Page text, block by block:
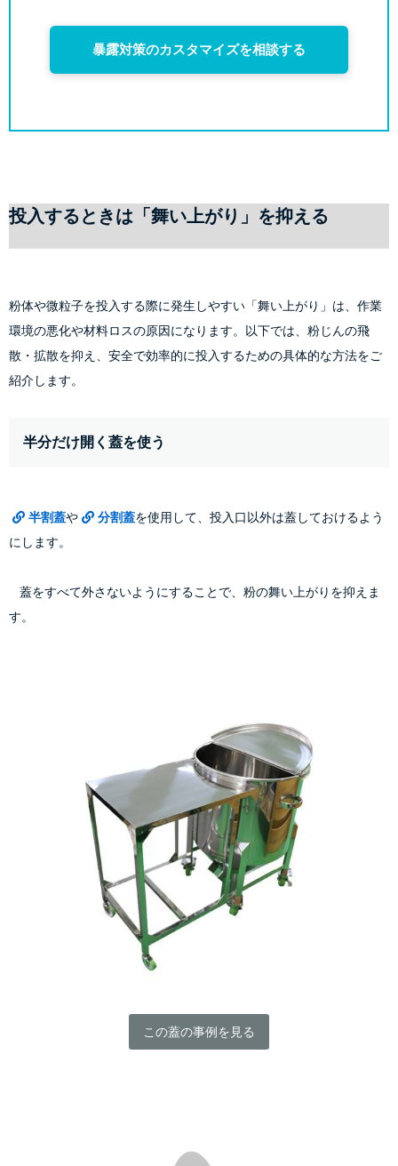
暴露対策のカスタマイズを相談する
投入するときは「舞い上がり」を抑える
粉体や微粒子を投入する際に発生しやすい「舞い上がり」は、作業
環境の悪化や材料ロスの原因になります。以下では、粉じんの飛
散・拡散を抑え、安全で効率的に投入するための具体的な方法をご
紹介します。
半分だけ開く蓋を使う
半割蓋や 分割蓋を使用して、投入口以外は蓋しておけるよう
にします。
す。
この蓋の事例を見る